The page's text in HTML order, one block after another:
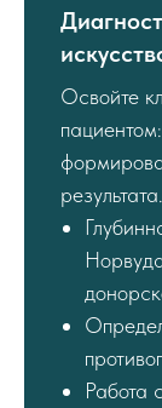
Освойте
результата.
Работа